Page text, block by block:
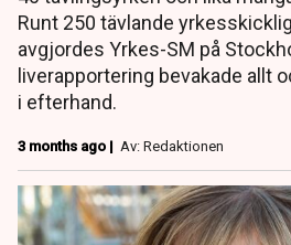
Runt 250 tävlande
avgjordes Yrkes-SM på
liverapportering bevakade allt
i efterhand.
3 months ago | Av: Redaktionen